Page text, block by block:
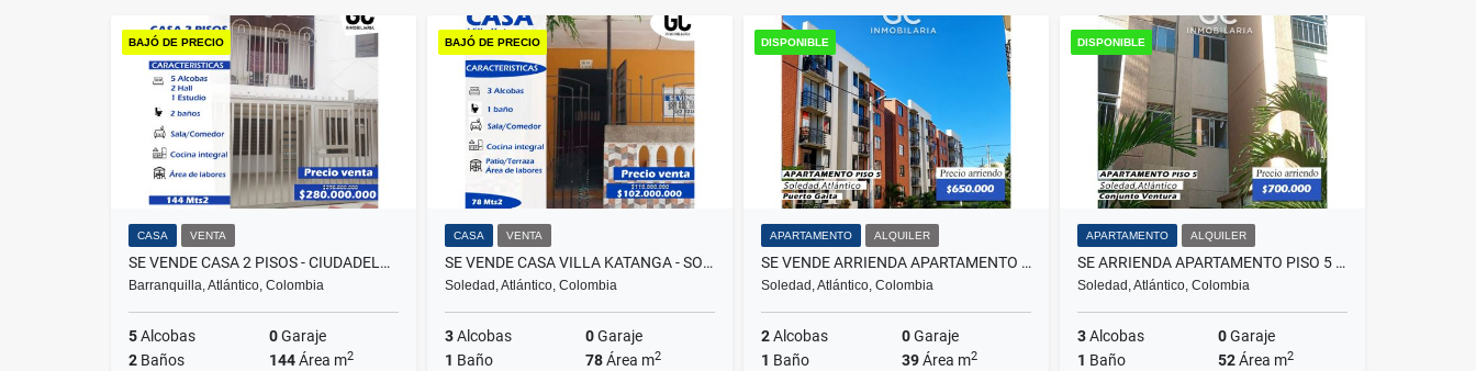
Alquiler Alquiler
$525.000
BAJÓ DE PRECIO
CASA VENTA
SE VENDE CASA 2 PISOS - CIUDADELA 20 DE JULIO - BARRANQUILLA
Barranquilla, Atlántico, Colombia
5Alcobas 0Garaje
2 Baños 144Área m2
BAJÓ DE PRECIO
CASA VENTA
SE VENDE CASA VILLA KATANGA - SOLEDAD
Soledad, Atlántico, Colombia
3Alcobas 0Garaje
1 Baño 78Área m2
DISPONIBLE
APARTAMENTO ALQUILER
SE VENDE ARRIENDA APARTAMENTO PISO 5 PUERTO GAITA
Soledad, Atlántico, Colombia
2Alcobas 0Garaje
1 Baño 39Área m2
DISPONIBLE
APARTAMENTO ALQUILER
SE ARRIENDA APARTAMENTO PISO 5 - CONJUNTO VENTURA
Soledad, Atlántico, Colombia
3Alcobas 0Garaje
1 Baño 52Área m2